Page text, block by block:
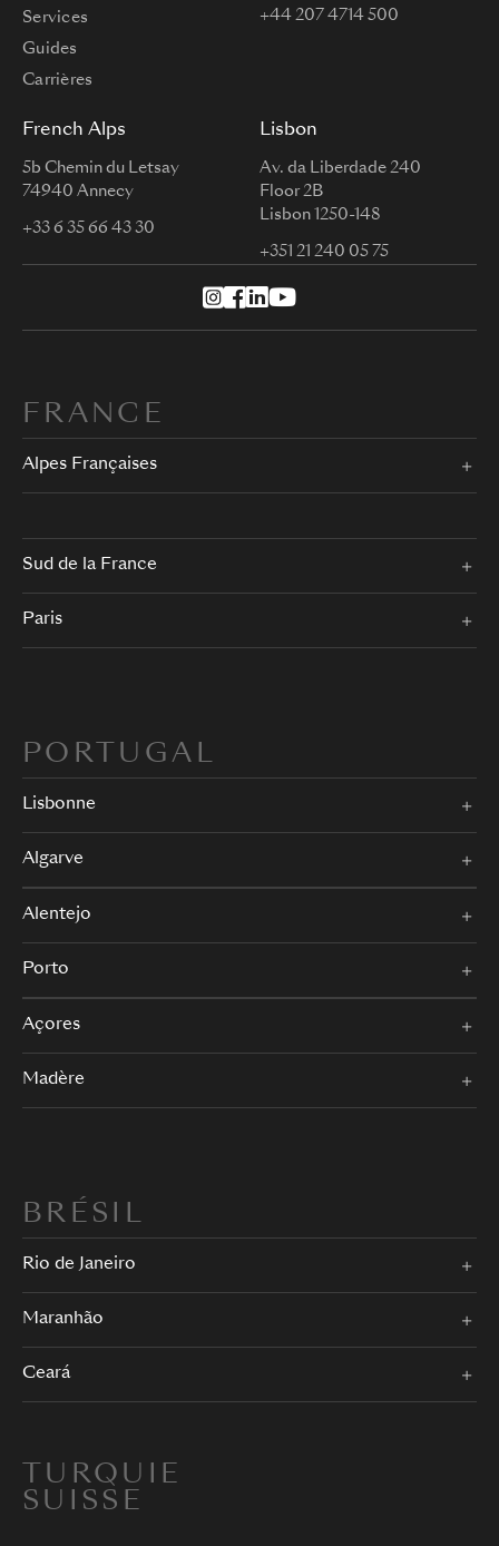
Services
Guides
Carrières
+44 207 4714 500
French Alps
5b Chemin du Letsay
74940 Annecy
+33 6 35 66 43 30
Lisbon
Av. da Liberdade 240
Floor 2B
Lisbon 1250-148
+351 21 240 05 75
FRANCE
Alpes Françaises
Sud de la France
Paris
PORTUGAL
Lisbonne
Algarve
Alentejo
Porto
Açores
Madère
BRÉSIL
Rio de Janeiro
Maranhão
Ceará
TURQUIE
SUISSE